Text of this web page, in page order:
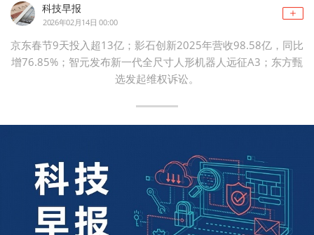
科技早报
2026年02月14日 00:00
京东春节9天投入超13亿；影石创新2025年营收98.58亿，同比
增76.85%；智元发布新一代全尺寸人形机器人远征A3；东方甄
选发起维权诉讼。